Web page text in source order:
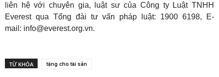
liên hệ với chuyên gia, luật sư của Công ty Luật TNHH
Everest qua Tổng đài tư vấn pháp luật: 1900 6198, E-
mail: info@everest.org.vn.
TỪ KHÓA tặng cho tài sản